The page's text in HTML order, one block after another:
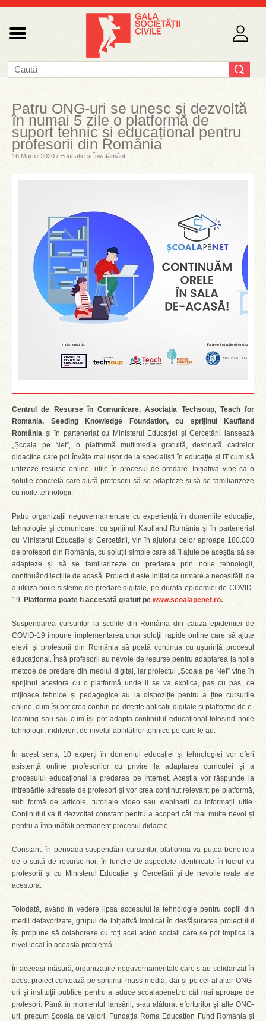
Patru ONG-uri se unesc și dezvoltă
în numai 5 zile o platformă de
suport tehnic și educațional pentru
profesorii din România
16 Martie 2020 / Educație și Învățământ
Centrul de Resurse în Comunicare, Asociația Techsoup, Teach for
Romania, Seeding Knowledge Foundation, cu sprijinul Kaufland
România și în parteneriat cu Ministerul Educației și Cercetării lansează
„Școala pe Net”, o platformă multimedia gratuită, destinată cadrelor
didactice care pot învăța mai ușor de la specialiști în educație și IT cum să
utilizeze resurse online, utile în procesul de predare. Inițiativa vine ca o
soluție concretă care ajută profesorii să se adapteze și să se familiarizeze
cu noile tehnologii.
Patru organizații neguvernamentale cu experiență în domeniile educație,
tehnologie și comunicare, cu sprijinul Kaufland România și în parteneriat
cu Ministerul Educației și Cercetării, vin în ajutorul celor aproape 180.000
de profesori din România, cu soluții simple care să îi ajute pe aceștia să se
adapteze și să se familiarizeze cu predarea prin noile tehnologii,
continuând lecțiile de acasă. Proiectul este inițiat ca urmare a necesității de
a utiliza noile sisteme de predare digitale, pe durata epidemiei de COVID-
19. Platforma poate fi accesată gratuit pe www.scoalapenet.ro.
Suspendarea cursurilor la școlile din România din cauza epidemiei de
COVID-19 impune implementarea unor soluții rapide online care să ajute
elevii și profesorii din România să poată continua cu ușurință procesul
educațional. Însă profesorii au nevoie de resurse pentru adaptarea la noile
metode de predare din mediul digital, iar proiectul „Școala pe Net” vine în
sprijinul acestora cu o platformă unde li se va explica, pas cu pas, ce
mijloace tehnice și pedagogice au la dispoziție pentru a ține cursurile
online, cum își pot crea conturi pe diferite aplicații digitale și platforme de e-
learning sau sau cum își pot adapta conținutul educațional folosind noile
tehnologii, indiferent de nivelul abilităților tehnice pe care le au.
În acest sens, 10 experți în domeniul educației și tehnologiei vor oferi
asistență online profesorilor cu privire la adaptarea curriculei și a
procesului educațional la predarea pe Internet. Aceștia vor răspunde la
întrebările adresate de profesori și vor crea conținut relevant pe platformă,
sub formă de articole, tutoriale video sau webinarii cu informații utile.
Conținutul va fi dezvoltat constant pentru a acoperi cât mai multe nevoi și
pentru a îmbunătăți permanent procesul didactic.
Constant, în perioada suspendării cursurilor, platforma va putea beneficia
de o suită de resurse noi, în funcție de aspectele identificate în lucrul cu
profesorii și cu Ministerul Educației și Cercetării și de nevoile reale ale
acestora.
Totodată, având în vedere lipsa accesului la tehnologie pentru copiii din
medii defavorizate, grupul de inițiativă implicat în desfășurarea proiectului
își propune să colaboreze cu toți acei actori sociali care se pot implica la
nivel local în această problemă.
În aceeași măsură, organizațiile neguvernamentale care s-au solidarizat în
acest proiect contează pe sprijinul mass-media, dar și pe cel al altor ONG-
uri și instituții publice pentru a aduce scoalapenet.ro cât mai aproape de
profesori. Până în momentul lansării, s-au alăturat eforturilor și alte ONG-
uri, precum Școala de valori, Fundația Roma Education Fund România și